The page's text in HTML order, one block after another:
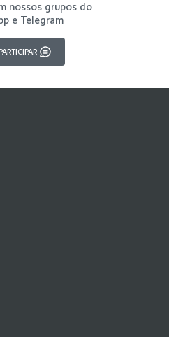
nossos grupos do
e Telegram